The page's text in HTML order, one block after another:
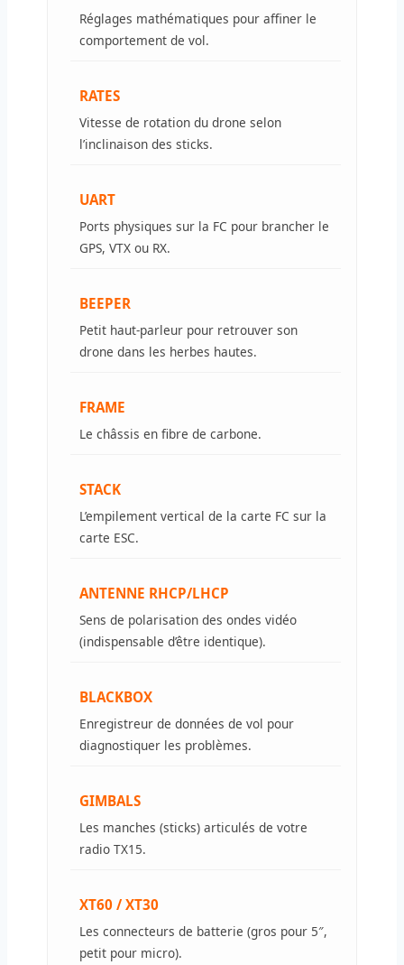
Réglages mathématiques pour affiner le
comportement de vol.
RATES
Vitesse de rotation du drone selon
l’inclinaison des sticks.
UART
Ports physiques sur la FC pour brancher le
GPS, VTX ou RX.
BEEPER
Petit haut-parleur pour retrouver son
drone dans les herbes hautes.
FRAME
Le châssis en fibre de carbone.
STACK
L’empilement vertical de la carte FC sur la
carte ESC.
ANTENNE RHCP/LHCP
Sens de polarisation des ondes vidéo
(indispensable d’être identique).
BLACKBOX
Enregistreur de données de vol pour
diagnostiquer les problèmes.
GIMBALS
Les manches (sticks) articulés de votre
radio TX15.
XT60 / XT30
Les connecteurs de batterie (gros pour 5″,
petit pour micro).